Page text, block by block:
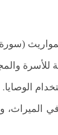
(سورة
للأسرة
الوصايا.
الميراث،